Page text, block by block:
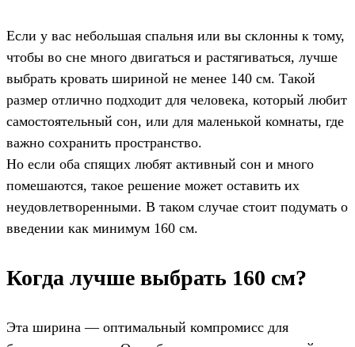
Если у вас небольшая спальня или вы склонны к тому,
чтобы во сне много двигаться и растягиваться, лучше
выбрать кровать шириной не менее 140 см. Такой
размер отлично подходит для человека, который любит
самостоятельный сон, или для маленькой комнаты, где
важно сохранить пространство.
Но если оба спящих любят активный сон и много
помешаются, такое решение может оставить их
неудовлетворенными. В таком случае стоит подумать о
введении как минимум 160 см.
Когда лучше выбрать 160 см?
Эта ширина — оптимальный компромисс для